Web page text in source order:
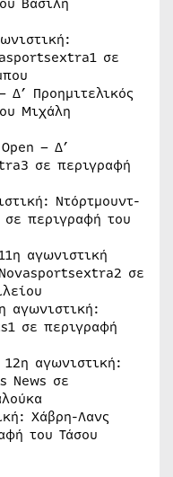
σε
Δ’ Προημιτελικός
Μιχάλη
– Δ’
σε περιγραφή
Ντόρτμουντ-
περιγραφή του
αγωνιστική
σε
αγωνιστική:
σε περιγραφή
αγωνιστική:
News σε
Χάβρη-Λανς
του Τάσου